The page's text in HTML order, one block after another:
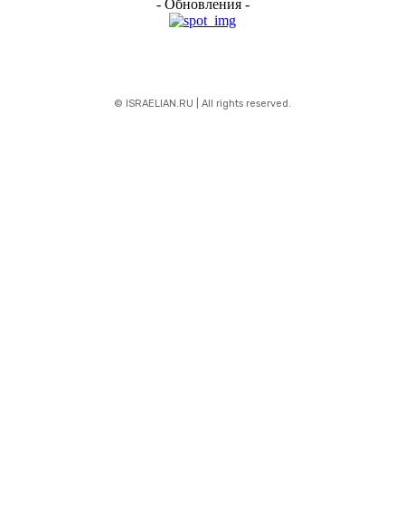
- Обновления -
© ISRAELIAN.RU | All rights reserved.